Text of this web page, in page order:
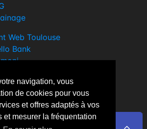
navigation, vous
de cookies pour vous
et offres adaptés à vos
et mesurer la fréquentation
Web Toulouse
Bank